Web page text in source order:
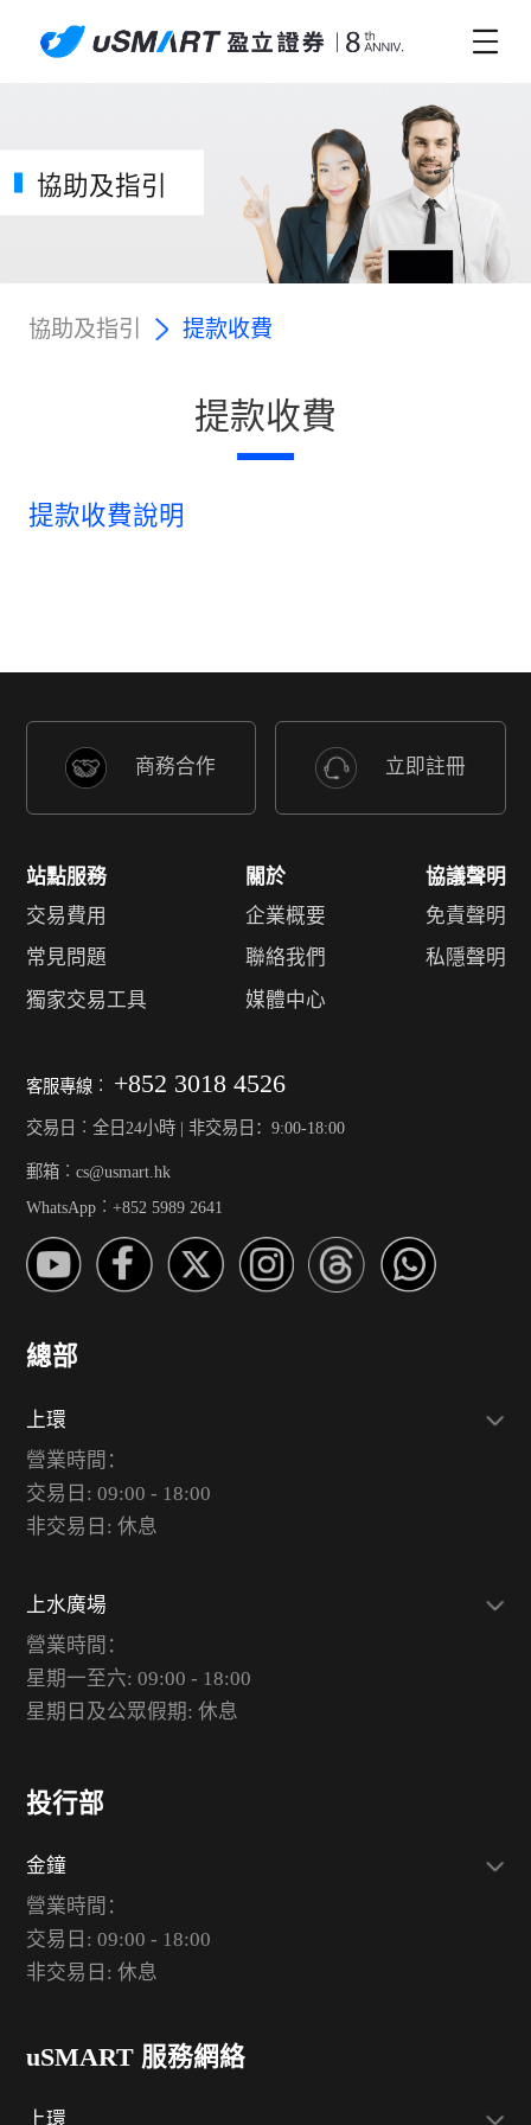
協助及指引
協助及指引 提款收費
提款收費
提款收費說明
商務合作 立即註冊
站點服務
交易費用
常見問題
獨家交易工具
關於
企業概要
聯絡我們
媒體中心
協議聲明
免責聲明
私隱聲明
客服專線︰ +852 3018 4526
交易日︰全日24小時 | 非交易日：9:00-18:00
郵箱︰cs@usmart.hk
WhatsApp︰+852 5989 2641
總部
上環
營業時間：
交易日: 09:00 - 18:00
非交易日: 休息
上水廣場
營業時間：
星期一至六: 09:00 - 18:00
星期日及公眾假期: 休息
投行部
金鐘
營業時間：
交易日: 09:00 - 18:00
非交易日: 休息
uSMART 服務網絡
上環